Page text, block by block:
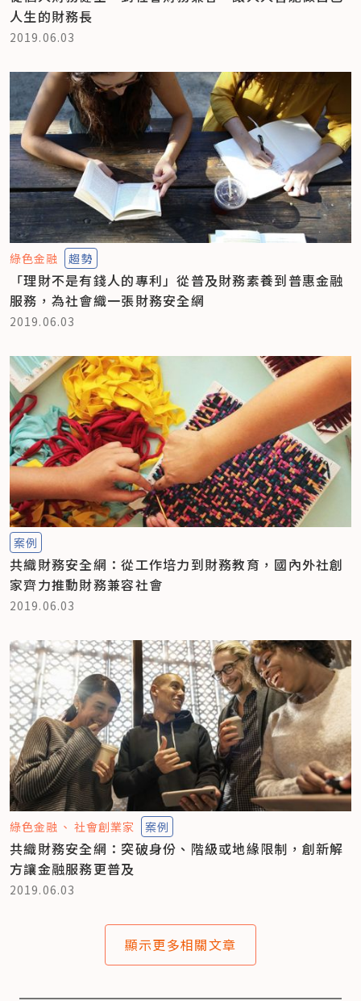
人生的財務長
2019.06.03
綠色金融 趨勢
「理財不是有錢人的專利」從普及財務素養到普惠金融
服務，為社會織一張財務安全網
2019.06.03
案例
共織財務安全網：從工作培力到財務教育，國內外社創
家齊力推動財務兼容社會
2019.06.03
綠色金融 社會創業家 案例
共織財務安全網：突破身份、階級或地緣限制，創新解
方讓金融服務更普及
2019.06.03
顯示更多相關文章